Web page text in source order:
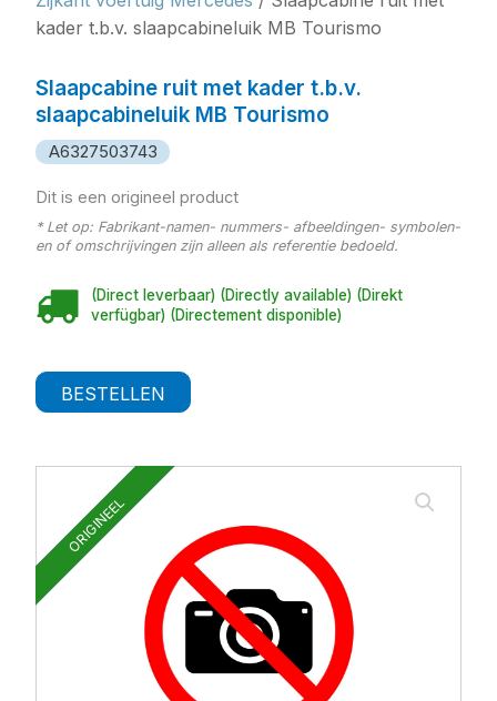
kader t.b.v. slaapcabineluik MB Tourismo
ORIGINEEL
Slaapcabine ruit met kader t.b.v.
slaapcabineluik MB Tourismo
A6327503743
Dit is een origineel product
* Let op: Fabrikant-namen- nummers- afbeeldingen- symbolen-
en of omschrijvingen zijn alleen als referentie bedoeld.
(Direct leverbaar) (Directly available) (Direkt
verfügbar) (Directement disponible)
BESTELLEN